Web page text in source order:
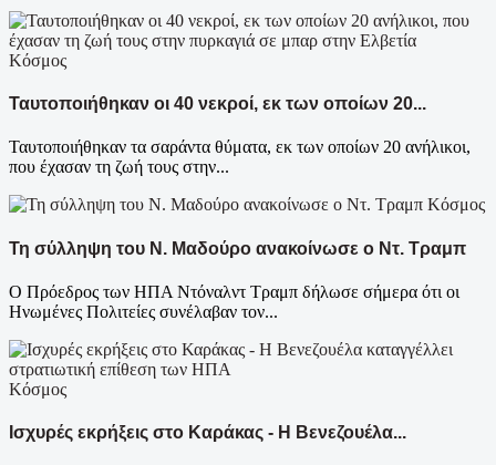
Κόσμος
Ταυτοποιήθηκαν οι 40 νεκροί, εκ των οποίων 20...
Ταυτοποιήθηκαν τα σαράντα θύματα, εκ των οποίων 20 ανήλικοι,
που έχασαν τη ζωή τους στην...
Κόσμος
Τη σύλληψη του Ν. Μαδούρο ανακοίνωσε ο Ντ. Τραμπ
Ο Πρόεδρος των ΗΠΑ Ντόναλντ Τραμπ δήλωσε σήμερα ότι οι
Ηνωμένες Πολιτείες συνέλαβαν τον...
Κόσμος
Ισχυρές εκρήξεις στο Καράκας - Η Βενεζουέλα...